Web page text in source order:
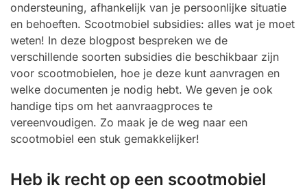
ondersteuning, afhankelijk van je persoonlijke situatie
en behoeften. Scootmobiel subsidies: alles wat je moet
weten! In deze blogpost bespreken we de
verschillende soorten subsidies die beschikbaar zijn
voor scootmobielen, hoe je deze kunt aanvragen en
welke documenten je nodig hebt. We geven je ook
handige tips om het aanvraagproces te
vereenvoudigen. Zo maak je de weg naar een
scootmobiel een stuk gemakkelijker!
Heb ik recht op een scootmobiel